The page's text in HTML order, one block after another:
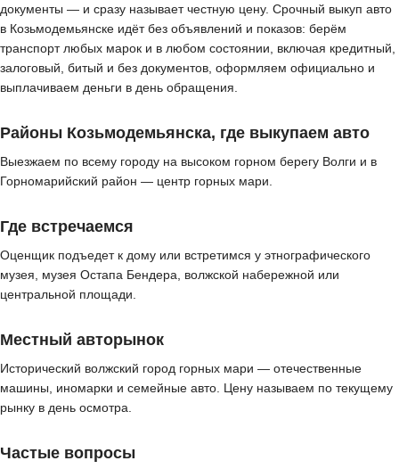
документы — и сразу называет честную цену. Срочный выкуп авто
в Козьмодемьянске идёт без объявлений и показов: берём
транспорт любых марок и в любом состоянии, включая кредитный,
залоговый, битый и без документов, оформляем официально и
выплачиваем деньги в день обращения.
Районы Козьмодемьянска, где выкупаем авто
Выезжаем по всему городу на высоком горном берегу Волги и в
Горномарийский район — центр горных мари.
Где встречаемся
Оценщик подъедет к дому или встретимся у этнографического
музея, музея Остапа Бендера, волжской набережной или
центральной площади.
Местный авторынок
Исторический волжский город горных мари — отечественные
машины, иномарки и семейные авто. Цену называем по текущему
рынку в день осмотра.
Частые вопросы